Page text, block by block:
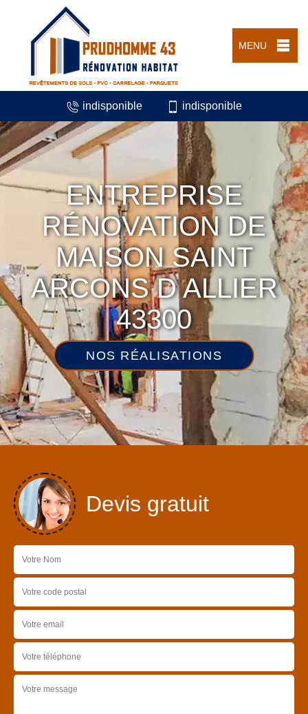
MENU
indisponible indisponible
ENTREPRISE
RÉNOVATION DE
MAISON SAINT
ARCONS D ALLIER
43300
NOS RÉALISATIONS
Devis gratuit